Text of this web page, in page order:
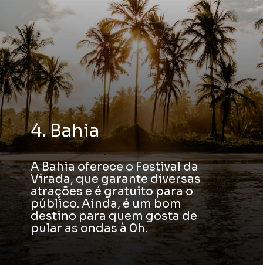
A Bahia oferece o Festival da
Virada, que garante diversas
atrações e é gratuito para o
público. Ainda, é um bom
destino para quem gosta de
pular as ondas à 0h.
4. Bahia